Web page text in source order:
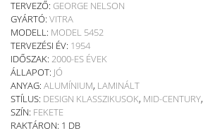
TERVEZŐ: GEORGE NELSON
GYÁRTÓ: VITRA
MODELL: MODEL 5452
TERVEZÉSI ÉV: 1954
IDŐSZAK: 2000-ES ÉVEK
ÁLLAPOT: JÓ
ANYAG: ALUMÍNIUM, LAMINÁLT
STÍLUS: DESIGN KLASSZIKUSOK, MID-CENTURY,
SZÍN: FEKETE
RAKTÁRON: 1 DB